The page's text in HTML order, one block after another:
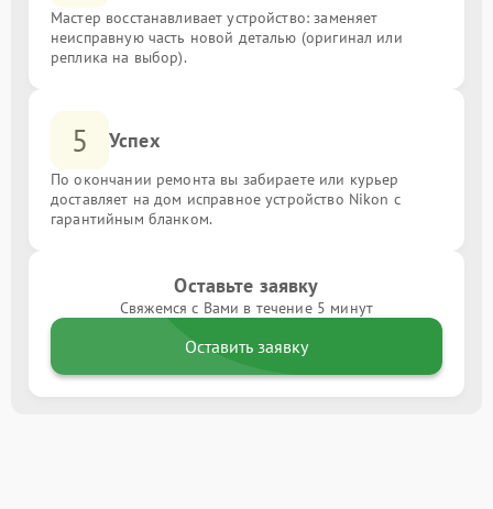
Мастер восстанавливает устройство: заменяет
неисправную часть новой деталью (оригинал или
реплика на выбор).
5 Успех
По окончании ремонта вы забираете или курьер
доставляет на дом исправное устройство Nikon с
гарантийным бланком.
Оставьте заявку
Свяжемся с Вами в течение 5 минут
Оставить заявку